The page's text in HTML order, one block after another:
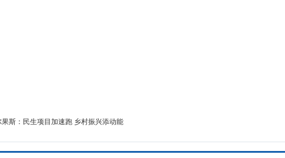
果斯：民生项目加速跑 乡村振兴添动能